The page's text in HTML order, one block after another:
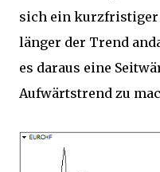
sich ein kurzfristiger
länger der Trend
es daraus eine
Aufwärtstrend zu